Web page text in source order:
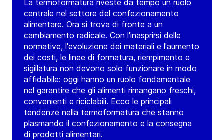
La termoformatura riveste da tempo un ruolo
centrale nel settore del confezionamento
alimentare. Ora si trova di fronte a un
cambiamento radicale. Con l'inasprirsi delle
normative, l'evoluzione dei materiali e l'aumento
dei costi, le linee di formatura, riempimento e
sigillatura non devono solo funzionare in modo
affidabile: oggi hanno un ruolo fondamentale
nel garantire che gli alimenti rimangano freschi,
convenienti e riciclabili. Ecco le principali
tendenze nella termoformatura che stanno
plasmando il confezionamento e la consegna
di prodotti alimentari.